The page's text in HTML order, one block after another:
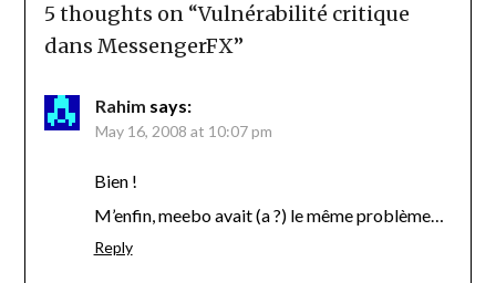
5 thoughts on “Vulnérabilité critique
dans MessengerFX”
Rahim says:
May 16, 2008 at 10:07 pm
Bien !
M’enfin, meebo avait (a ?) le même problème…
Reply